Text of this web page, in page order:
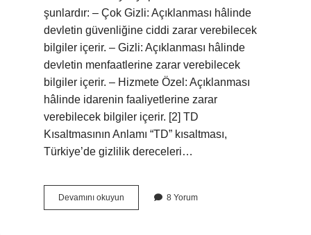
şunlardır: – Çok Gizli: Açıklanması hâlinde
devletin güvenliğine ciddi zarar verebilecek
bilgiler içerir. – Gizli: Açıklanması hâlinde
devletin menfaatlerine zarar verebilecek
bilgiler içerir. – Hizmete Özel: Açıklanması
hâlinde idarenin faaliyetlerine zarar
verebilecek bilgiler içerir. [2] TD
Kısaltmasının Anlamı “TD” kısaltması,
Türkiye’de gizlilik dereceleri…
Devamını okuyun
derecesi
8 Yorum